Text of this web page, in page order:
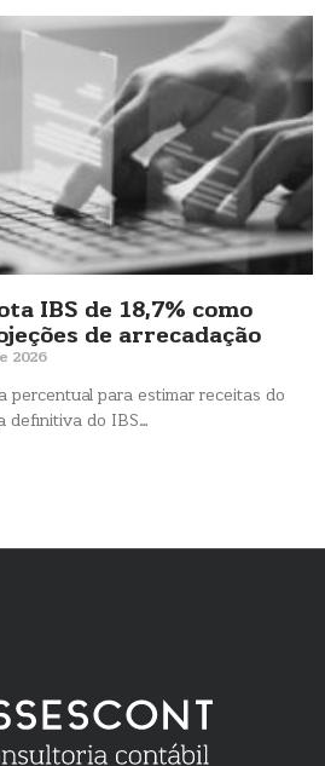
IBS de 18,7% como
de arrecadação
2026
percentual para estimar receitas do
definitiva do IBS…